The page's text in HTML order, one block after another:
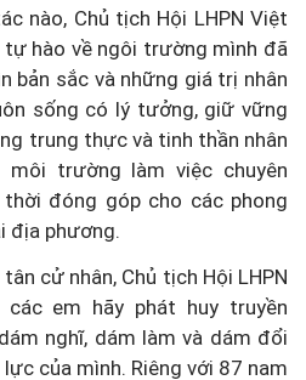
nào, Chủ tịch Hội LHPN Việt
hào về ngôi trường mình đã
bản sắc và những giá trị nhân
sống có lý tưởng, giữ vững
trung thực và tinh thần nhân
môi trường làm việc chuyên
thời đóng góp cho các phong
địa phương.
cử nhân, Chủ tịch Hội LHPN
em hãy phát huy truyền
nghĩ, dám làm và dám đổi
của mình. Riêng với 87 nam